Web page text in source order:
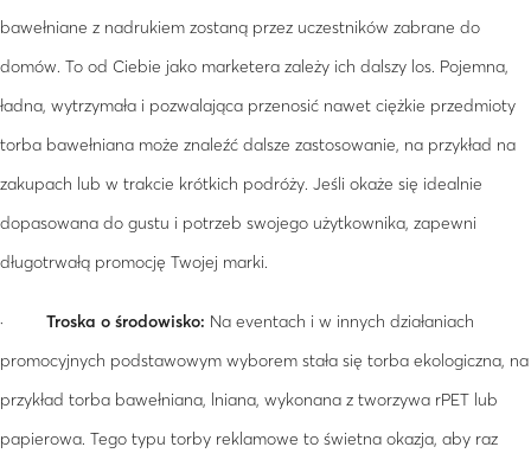
bawełniane z nadrukiem zostaną przez uczestników zabrane do
domów. To od Ciebie jako marketera zależy ich dalszy los. Pojemna,
ładna, wytrzymała i pozwalająca przenosić nawet ciężkie przedmioty
torba bawełniana może znaleźć dalsze zastosowanie, na przykład na
zakupach lub w trakcie krótkich podróży. Jeśli okaże się idealnie
dopasowana do gustu i potrzeb swojego użytkownika, zapewni
długotrwałą promocję Twojej marki.
· Troska o środowisko: Na eventach i w innych działaniach
promocyjnych podstawowym wyborem stała się torba ekologiczna, na
przykład torba bawełniana, lniana, wykonana z tworzywa rPET lub
papierowa. Tego typu torby reklamowe to świetna okazja, aby raz